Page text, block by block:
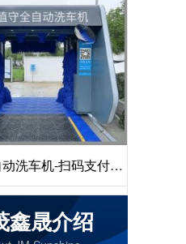
洗车机-扫码支付24
机洗车[隆茂鑫晟]
鑫晟介绍